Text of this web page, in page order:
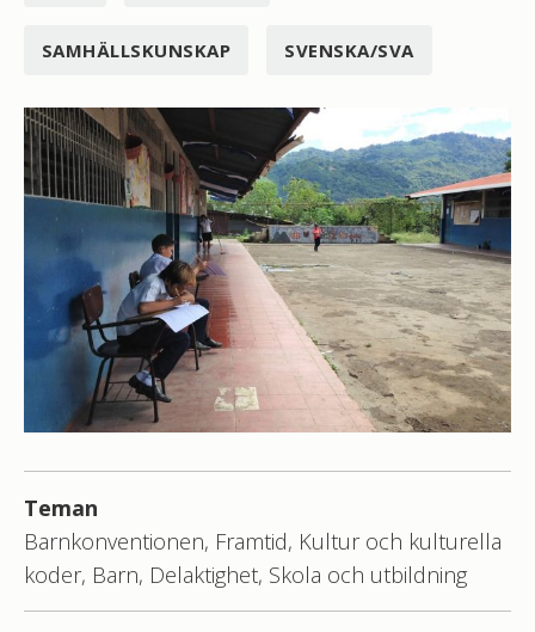
SAMHÄLLSKUNSKAP SVENSKA/SVA
Teman
Barnkonventionen, Framtid, Kultur och kulturella
koder, Barn, Delaktighet, Skola och utbildning